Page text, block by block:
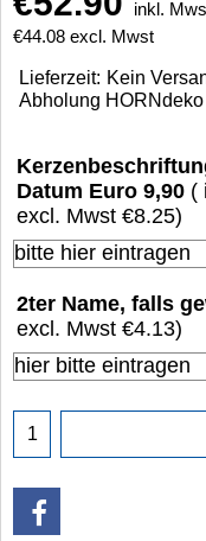
inkl.
€44.08 excl. Mwst
Lieferzeit: Kein
Abholung HORNdeko
Datum Euro 9,90 (
excl. Mwst €8.25)
2ter Name, falls
excl. Mwst €4.13)